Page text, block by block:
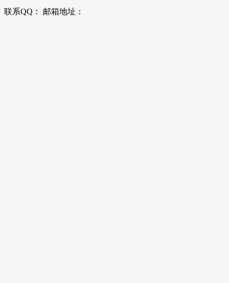
联系QQ： 邮箱地址：